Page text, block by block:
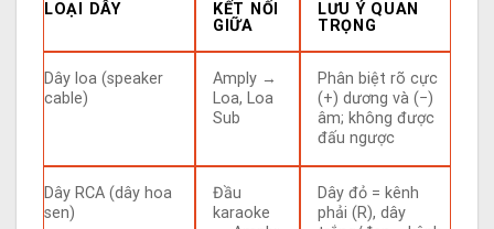
LOẠI DÂY
KẾT NỐI
GIỮA
LƯU Ý QUAN
TRỌNG
Dây loa (speaker
cable)
Amply →
Loa, Loa
Sub
Phân biệt rõ cực
(+) dương và (−)
âm; không được
đấu ngược
Dây RCA (dây hoa
sen)
Đầu
karaoke
Dây đỏ = kênh
phải (R), dây